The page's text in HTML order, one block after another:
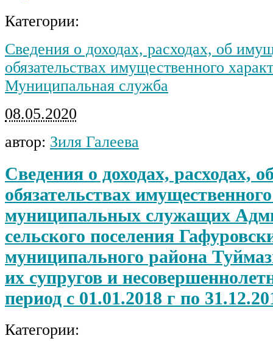
Категории:
Сведения о доходах, расходах, об
обязательствах имущественного
Муниципальная служба
08.05.2020
автор: Зиля Галеева
Сведения о доходах, расходах,
обязательствах
муниципальных служащих
сельского поселения
муниципального района
их супругов и
период с 01.01.2018 г по
Категории: